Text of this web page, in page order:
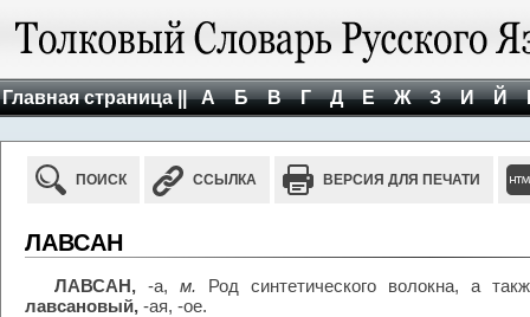
Главная страница || А Б В Г Д Е Ж З И Й
ПОИСК ССЫЛКА ВЕРСИЯ ДЛЯ ПЕЧАТИ
ЛАВСАН
ЛАВСАН, -а, м. Род синтетического волокна, а
лавсановый, -ая, -ое.